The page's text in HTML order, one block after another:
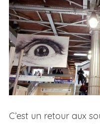
C’est un retour aux